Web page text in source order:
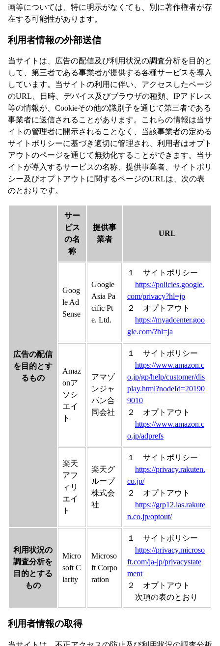
画等については、特に明示がなくても、別に著作権者が存
在する可能性があります。
利用者情報の外部送信
当サイトは、広告の配信及び利用状況の調査分析を目的と
して、第三者である事業者が提供する各種サービスを導入
しています。当サイトの利用に伴い、アクセスしたページ
のURL、日時、デバイス及びブラウザの種類、IPアドレス
等の情報が、Cookieその他の識別子を通じて第三者である
事業者に送信されることがあります。これらの情報は当サ
イトの管理者に開示されることなく、当該事業者の定める
サイトポリシーに基づき適切に管理され、利用者はオプト
アウトのページを通じて無効化することができます。当サ
イトが導入するサービスの名称、提供事業者、サイトポリ
シー及びオプトアウトに関するページのURLは、次の表
のとおりです。
広告の配信
を目的とす
るもの
サー
ビス
の名
称
提供事
業者
URL
Goog
le Ad
Sense
Google
Asia Pa
cific Pt
e. Ltd.
１ サイトポリシー
https://policies.google.
com/privacy?hl=jp
２ オプトアウト
https://myadcenter.goo
gle.com/?hl=ja
Amaz
onア
ソシ
エイ
ト
アマゾ
ンジャ
パン合
同会社
１ サイトポリシー
https://www.amazon.c
o.jp/gp/help/customer/dis
play.html?nodeId=20190
9010
２ オプトアウト
https://www.amazon.c
o.jp/adprefs
楽天
アフ
ィリ
エイ
ト
楽天グ
ループ
株式会
社
１ サイトポリシー
https://privacy.rakuten.
co.jp/
２ オプトアウト
https://grp12.ias.rakute
n.co.jp/optout/
利用状況の
調査分析を
目的とする
もの
Micro
soft C
larity
Microso
ft Corpo
ration
１ サイトポリシー
https://privacy.microso
ft.com/ja-jp/privacystate
ment
２ オプトアウト
次項の表のとおり
利用者情報の取得